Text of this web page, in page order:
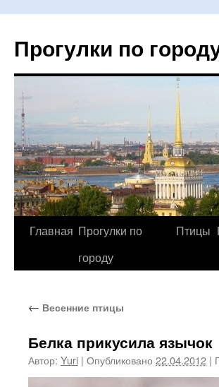
Прогулки по
Перейти
Главная Прогулки по
городу
Птицы
← Весенние птицы
Белка прикусила язычок
Автор: Yuri | Опубликовано 22.04.2012 |